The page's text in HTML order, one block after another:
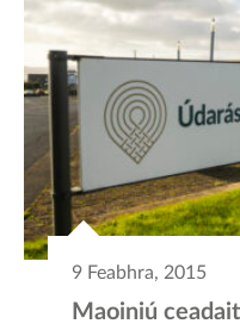
9 Feabhra, 2015
Maoiniú